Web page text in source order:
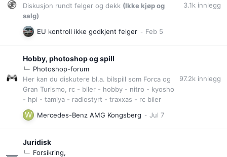
Diskusjon rundt felger og dekk (Ikke kjøp og
salg)
3.1k innlegg
EU kontroll ikke godkjent felger
Hobby, photoshop og spill
Photoshop-forum
Her kan du diskutere bl.a. bilspill som Forca og
Gran Turismo, rc - biler - hobby - nitro - kyosho
- hpi - tamiya - radiostyrt - traxxas - rc biler
97.2k innlegg
Mercedes-Benz AMG Kongsberg
Juridisk
Forsikring